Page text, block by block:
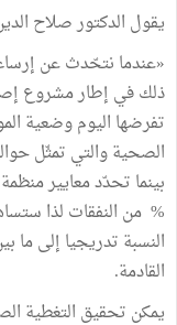
يقول الدكتور صلاح
«عندما نتحّدث عن
ذلك في إطار مشروع
تفرضها اليوم وضعية
% من النفقات لذا
القادمة.
يمكن تحقيق التغطية